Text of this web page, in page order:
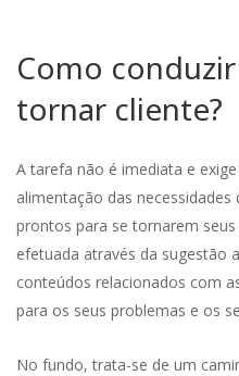
Como
tornar cliente?
A tarefa não é imediata e
alimentação das
prontos para se tornarem
efetuada através da sugestão
conteúdos relacionados com
para os seus problemas e os
No fundo, trata-se de um